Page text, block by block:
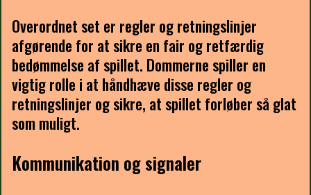
Overordnet set er regler og retningslinjer
afgørende for at sikre en fair og retfærdig
bedømmelse af spillet. Dommerne spiller en
vigtig rolle i at håndhæve disse regler og
retningslinjer og sikre, at spillet forløber så glat
som muligt.
Kommunikation og signaler